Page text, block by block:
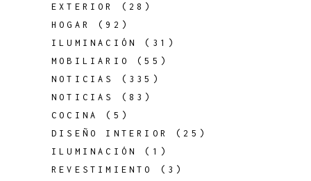
EXTERIOR
(28)
HOGAR
(92)
ILUMINACIÓN
(31)
MOBILIARIO
(55)
NOTICIAS
(335)
NOTICIAS
(83)
COCINA
(5)
DISEÑO INTERIOR
(25)
ILUMINACIÓN
(1)
REVESTIMIENTO
(3)